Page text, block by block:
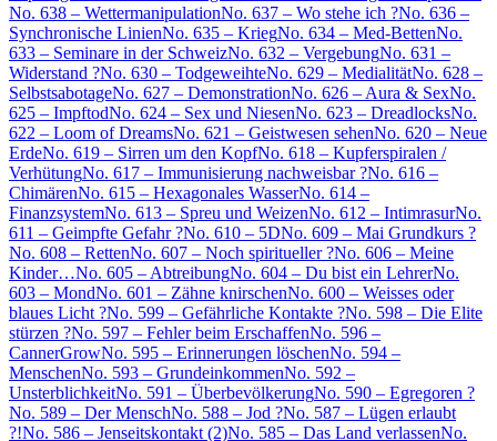
No. 638 – WettermanipulationNo. 637 – Wo stehe ich ?No. 636 –
Synchronische LinienNo. 635 – KriegNo. 634 – Med-BettenNo.
633 – Seminare in der SchweizNo. 632 – VergebungNo. 631 –
Widerstand ?No. 630 – TodgeweihteNo. 629 – MedialitätNo. 628 –
SelbstsabotageNo. 627 – DemonstrationNo. 626 – Aura & SexNo.
625 – ImpftodNo. 624 – Sex und NiesenNo. 623 – DreadlocksNo.
622 – Loom of DreamsNo. 621 – Geistwesen sehenNo. 620 – Neue
ErdeNo. 619 – Sirren um den KopfNo. 618 – Kupferspiralen /
VerhütungNo. 617 – Immunisierung nachweisbar ?No. 616 –
ChimärenNo. 615 – Hexagonales WasserNo. 614 –
FinanzsystemNo. 613 – Spreu und WeizenNo. 612 – IntimrasurNo.
611 – Geimpfte Gefahr ?No. 610 – 5DNo. 609 – Mai Grundkurs ?
No. 608 – RettenNo. 607 – Noch spiritueller ?No. 606 – Meine
Kinder…No. 605 – AbtreibungNo. 604 – Du bist ein LehrerNo.
603 – MondNo. 601 – Zähne knirschenNo. 600 – Weisses oder
blaues Licht ?No. 599 – Gefährliche Kontakte ?No. 598 – Die Elite
stürzen ?No. 597 – Fehler beim ErschaffenNo. 596 –
CannerGrowNo. 595 – Erinnerungen löschenNo. 594 –
MenschenNo. 593 – GrundeinkommenNo. 592 –
UnsterblichkeitNo. 591 – ÜberbevölkerungNo. 590 – Egregoren ?
No. 589 – Der MenschNo. 588 – Jod ?No. 587 – Lügen erlaubt
?!No. 586 – Jenseitskontakt (2)No. 585 – Das Land verlassenNo.